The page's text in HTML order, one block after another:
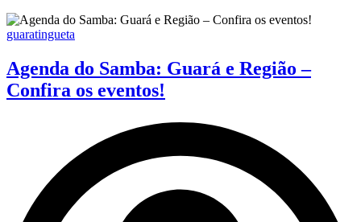
guaratingueta
Agenda do Samba: Guará e Região –
Confira os eventos!